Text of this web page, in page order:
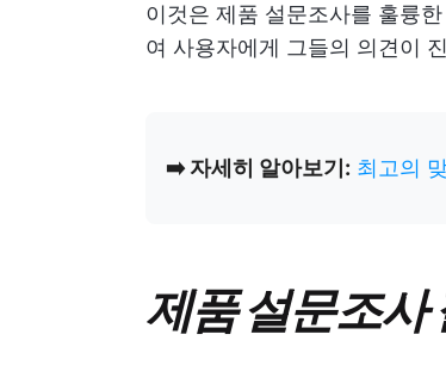
이것은 제품 설문조사를 훌륭한
여 사용자에게 그들의 의견이
➡️ 자세히 알아보기: 최고의
제품 설문조사